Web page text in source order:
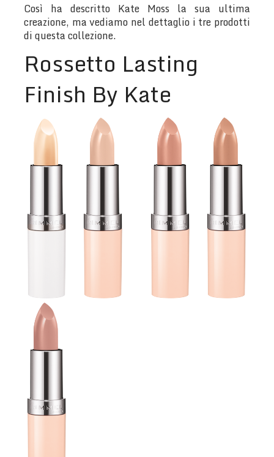
Così ha descritto Kate Moss la sua ultima
creazione, ma vediamo nel dettaglio i tre prodotti
di questa collezione.
Rossetto Lasting
Finish By Kate